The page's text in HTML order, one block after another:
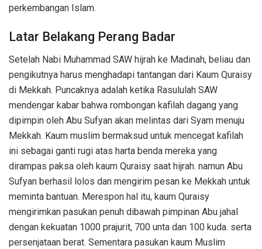
perkembangan Islam.
Latar Belakang Perang Badar
Setelah Nabi Muhammad SAW hijrah ke Madinah, beliau dan
pengikutnya harus menghadapi tantangan dari Kaum Quraisy
di Mekkah. Puncaknya adalah ketika Rasululah SAW
mendengar kabar bahwa rombongan kafilah dagang yang
dipimpin oleh Abu Sufyan akan melintas dari Syam menuju
Mekkah. Kaum muslim bermaksud untuk mencegat kafilah
ini sebagai ganti rugi atas harta benda mereka yang
dirampas paksa oleh kaum Quraisy saat hijrah. namun Abu
Sufyan berhasil lolos dan mengirim pesan ke Mekkah untuk
meminta bantuan. Merespon hal itu, kaum Quraisy
mengirimkan pasukan penuh dibawah pimpinan Abu jahal
dengan kekuatan 1000 prajurit, 700 unta dan 100 kuda. serta
persenjataan berat. Sementara pasukan kaum Muslim